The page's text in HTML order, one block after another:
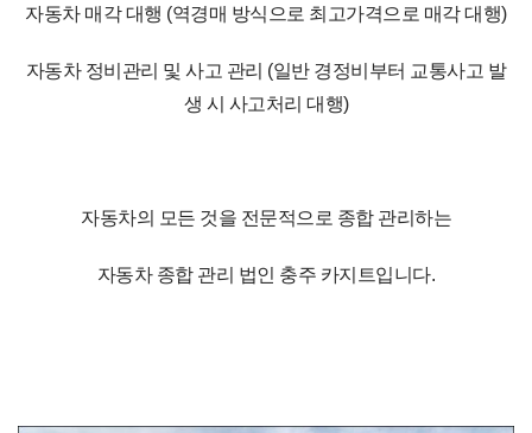
자동차 매각 대행 (역경매 방식으로 최고가격으로 매각 대행)
자동차 정비관리 및 사고 관리 (일반 경정비부터 교통사고 발
생 시 사고처리 대행)
자동차의 모든 것을 전문적으로 종합 관리하는
자동차 종합 관리 법인 충주 카지트입니다.